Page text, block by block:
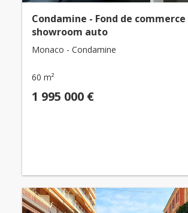
Condamine - Fond de commerce
showroom auto
Monaco - Condamine
60 m²
1 995 000 €